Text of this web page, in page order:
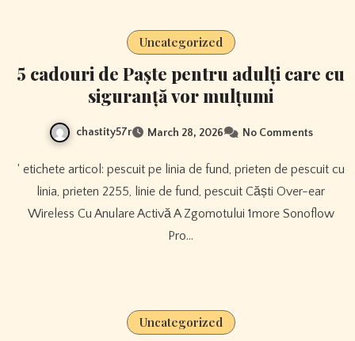
Uncategorized
5 cadouri de Paște pentru adulți care cu
siguranță vor mulțumi
chastity57r March 28, 2026 No Comments
‘ etichete articol: pescuit pe linia de fund, prieten de pescuit cu
linia, prieten 2255, linie de fund, pescuit Căști Over-ear
Wireless Cu Anulare Activă A Zgomotului 1more Sonoflow
Pro…
Uncategorized